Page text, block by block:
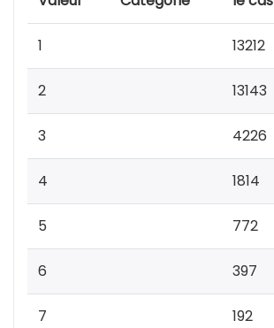
1 13212
2 13143
3 4226
4 1814
5 772
6 397
7 192